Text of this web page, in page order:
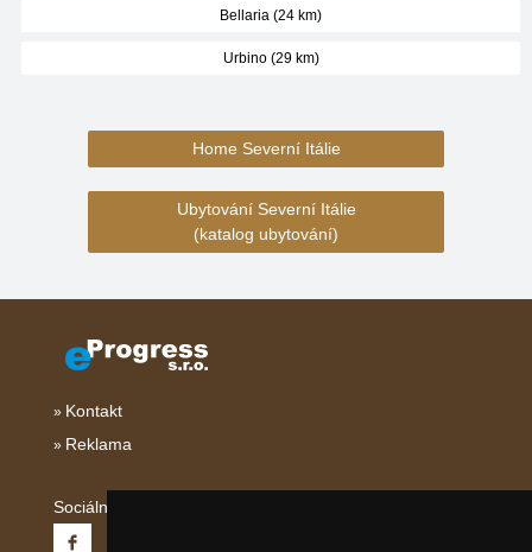
Bellaria (24 km)
Urbino (29 km)
Home Severní Itálie
Ubytování Severní Itálie
(katalog ubytování)
Kontakt
Reklama
Sociální sítě: